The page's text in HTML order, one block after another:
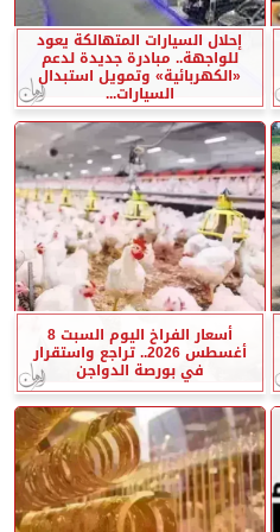
إحلال السيارات المتهالكة يعود
للواجهة.. مبادرة جديدة لدعم
«الكهربائية» وتمويل استبدال
السيارات...
أسعار الفراخ اليوم السبت 8
أغسطس 2026.. تراجع واستقرار
في بورصة الدواجن